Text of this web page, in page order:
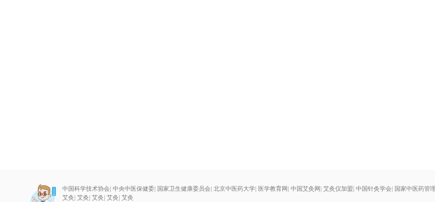
中国科学技术协会| 中央中医保健委| 国家卫生健康委员会| 北京中医药大学| 医学教育网| 中国艾灸网| 艾灸仪加盟| 中国针灸学会| 国家中医药管
艾灸| 艾灸| 艾灸| 艾灸| 艾灸